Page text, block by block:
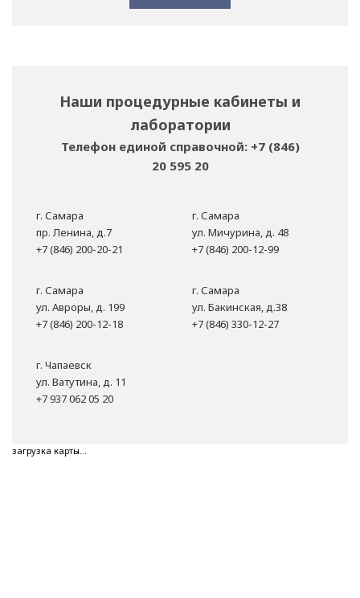
Наши процедурные кабинеты и
лаборатории
Телефон единой справочной: +7 (846)
20 595 20
г. Самара
пр. Ленина, д.7
+7 (846) 200-20-21
г. Самара
ул. Мичурина, д. 48
+7 (846) 200-12-99
г. Самара
ул. Авроры, д. 199
+7 (846) 200-12-18
г. Самара
ул. Бакинская, д.38
+7 (846) 330-12-27
г. Чапаевск
ул. Ватутина, д. 11
+7 937 062 05 20
загрузка карты...